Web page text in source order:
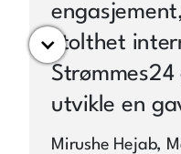
stolthet
utvikle en
Mirushe Hejab,